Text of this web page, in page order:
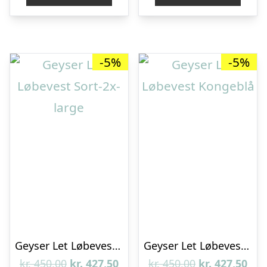
kr. 500,00.kr. 475,00.
kr. 550,00.kr.
-5%
Geyser Let Løbevest Sort-2x-large
kr.450,00 Den
kr. 427,50Den
-5%
Geyser Let Løbevest Kongeblå
kr.450,00 Den
kr. 427,50Den